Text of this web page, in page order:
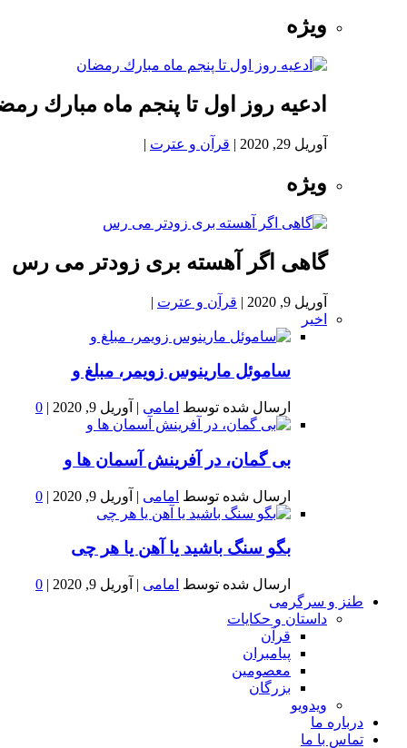
ویژه
ادعيه روز اول تا پنجم ماه مبارك
آوریل 29, 2020 | قرآن و عترت |
ویژه
گاهی اگر آهسته بری زودتر می رس
آوریل 9, 2020 | قرآن و عترت |
اخیر
ساموئل مارینوس زویمر، مبلغ و
ارسال شده توسط امامی | آوریل 9, 2020 |
0
بى گمان، در آفرينش آسمان ها و
ارسال شده توسط امامی | آوریل 9, 2020 |
0
بگو سنگ باشید یا آهن یا هر چی
ارسال شده توسط امامی | آوریل 9, 2020 |
0
طنز و سرگرمی
داستان و حکایات
قرآن
پیامبران
معصومین
بزرگان
ویدویو
درباره ما
تماس با ما